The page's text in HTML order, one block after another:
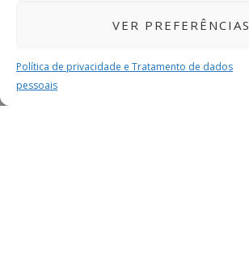
VER PREFERÊNCIAS
Política de privacidade e Tratamento de dados
pessoais